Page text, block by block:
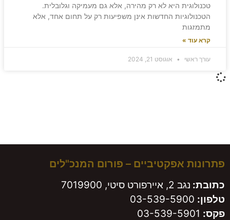
טכנולוגית היא לא רק מהירה, אלא גם מעמיקה וגלובלית.
הטכנולוגיות החדשות אינן משפיעות רק על תחום אחד, אלא
מתמזגות
קרא עוד »
עורך ראשי אוגוסט 21, 2024
פתרונות אפקטיביים – פורום המנכ"לים
כתובת: נגב 2, איירפורט סיטי, 7019900
טלפון: 03-539-5900
פקס: